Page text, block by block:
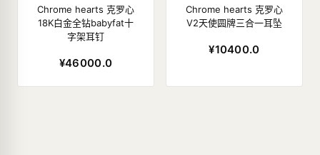
Chrome hearts 克罗心
18K白金全钻babyfat十
字架耳钉
¥46000.0
Chrome hearts 克罗心
V2天使圆牌三合一耳坠
¥10400.0